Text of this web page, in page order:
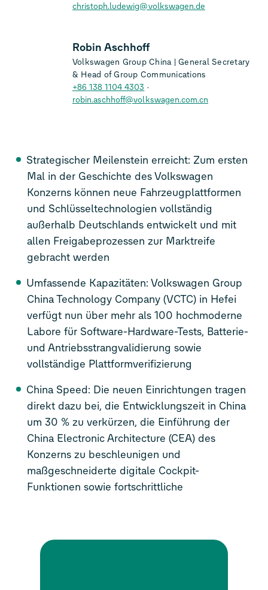
christoph.ludewig@volkswagen.de
Robin Aschhoff
Volkswagen Group China | General Secretary
& Head of Group Communications
+86 138 1104 4303
robin.aschhoff@volkswagen.com.cn
Strategischer Meilenstein erreicht: Zum ersten
Mal in der Geschichte des Volkswagen
Konzerns können neue Fahrzeugplattformen
und Schlüsseltechnologien vollständig
außerhalb Deutschlands entwickelt und mit
allen Freigabeprozessen zur Marktreife
gebracht werden
Umfassende Kapazitäten: Volkswagen Group
China Technology Company (VCTC) in Hefei
verfügt nun über mehr als 100 hochmoderne
Labore für Software-Hardware-Tests, Batterie-
und Antriebsstrangvalidierung sowie
vollständige Plattformverifizierung
China Speed: Die neuen Einrichtungen tragen
direkt dazu bei, die Entwicklungszeit in China
um 30 % zu verkürzen, die Einführung der
China Electronic Architecture (CEA) des
Konzerns zu beschleunigen und
maßgeschneiderte digitale Cockpit-
Funktionen sowie fortschrittliche